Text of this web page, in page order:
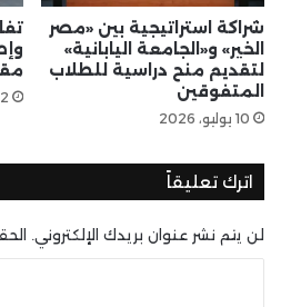
​شراكة استراتيجية بين «مصر
الخير» و«الجامعة اليابانية»
لتقديم منح دراسية للطلاب
المتفوقين
10 يوليو، 2026
2 يوليو، 2026
اترك تعليقاً
لن يتم نشر عنوان بريدك الإلكتروني.